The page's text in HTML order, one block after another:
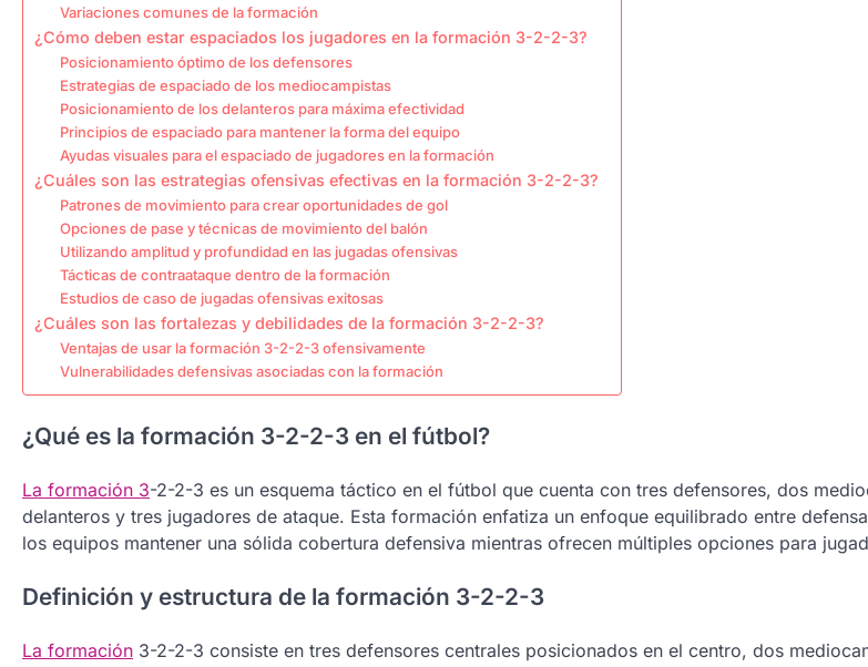
Variaciones comunes de la formación
¿Cómo deben estar espaciados los jugadores en la formación 3-2-2-3?
Posicionamiento óptimo de los defensores
Estrategias de espaciado de los mediocampistas
Posicionamiento de los delanteros para máxima efectividad
Principios de espaciado para mantener la forma del equipo
Ayudas visuales para el espaciado de jugadores en la formación
¿Cuáles son las estrategias ofensivas efectivas en la formación 3-2-2-3?
Patrones de movimiento para crear oportunidades de gol
Opciones de pase y técnicas de movimiento del balón
Utilizando amplitud y profundidad en las jugadas ofensivas
Tácticas de contraataque dentro de la formación
Estudios de caso de jugadas ofensivas exitosas
¿Cuáles son las fortalezas y debilidades de la formación 3-2-2-3?
Ventajas de usar la formación 3-2-2-3 ofensivamente
Vulnerabilidades defensivas asociadas con la formación
¿Qué es la formación 3-2-2-3 en el fútbol?
La formación 3-2-2-3 es un esquema táctico en el fútbol que cuenta con tres defensores, dos
delanteros y tres jugadores de ataque. Esta formación enfatiza un enfoque equilibrado entre
los equipos mantener una sólida cobertura defensiva mientras ofrecen múltiples opciones para
Definición y estructura de la formación 3-2-2-3
La formación 3-2-2-3 consiste en tres defensores centrales posicionados en el centro, dos